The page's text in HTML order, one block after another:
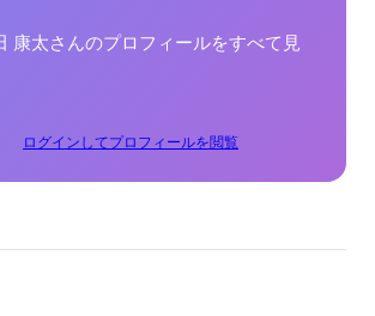
康太さんのプロフィールをすべて見
ログインしてプロフィールを閲覧